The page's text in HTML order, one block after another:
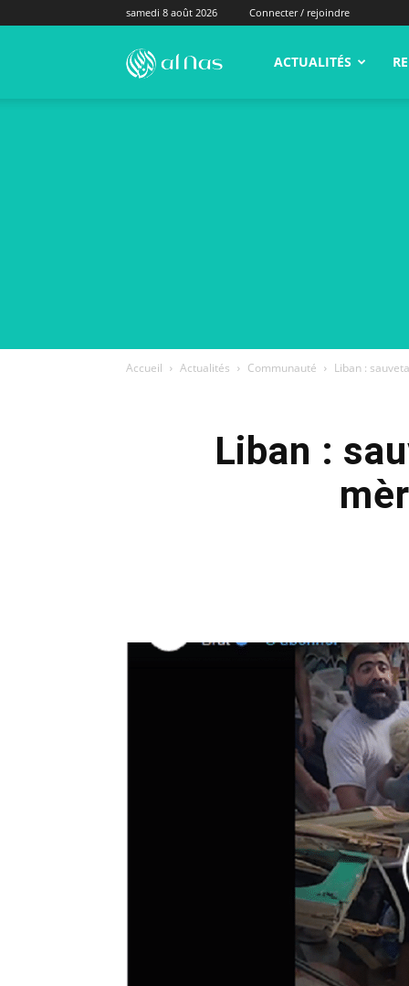
samedi 8 août 2026 Connecter / rejoindre
alNas.fr ACTUALITÉS
Accueil Actualités Communauté Liban :
Liban :